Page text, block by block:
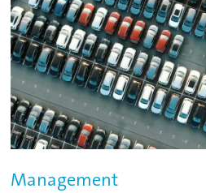
Management